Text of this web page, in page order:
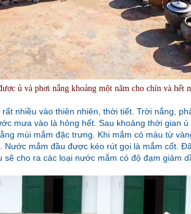
ủ và phơi nắng khoảng một năm cho chín và hết
nhiều vào thiên nhiên, thời tiết. Trời nắng,
mưa vào là hỏng hết. Sau khoảng thời gian
mùi mắm đặc trưng. Khi mắm có màu từ
Nước mắm đầu được kéo rút gọi là mắm cốt.
sẽ cho ra các loại nước mắm có độ đạm giảm